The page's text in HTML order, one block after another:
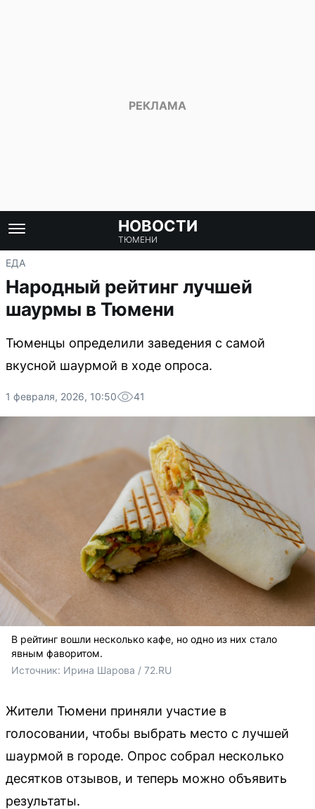
НОВОСТИ
ТЮМЕНИ
ЕДА
Народный рейтинг лучшей
шаурмы в Тюмени
Тюменцы определили заведения с самой
вкусной шаурмой в ходе опроса.
1 февраля, 2026, 10:50 41
В рейтинг вошли несколько кафе, но одно из них стало
явным фаворитом.
Источник: Ирина Шарова / 72.RU
Жители Тюмени приняли участие в
голосовании, чтобы выбрать место с лучшей
шаурмой в городе. Опрос собрал несколько
десятков отзывов, и теперь можно объявить
результаты.